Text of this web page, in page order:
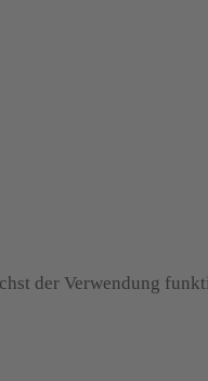
der Verwendung